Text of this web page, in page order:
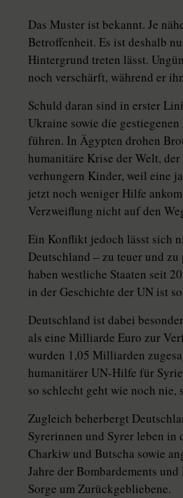
Das Muster ist bekannt. Je
Betroffenheit. Es ist deshalb
Hintergrund treten lässt.
noch verschärft, während er
Schuld daran sind in erster
Ukraine sowie die
führen. In Ägypten drohen
humanitäre Krise der Welt,
verhungern Kinder, weil eine
jetzt noch weniger Hilfe
Verzweiflung nicht auf den
Ein Konflikt jedoch lässt sich
Deutschland – zu teuer und
haben westliche Staaten seit
in der Geschichte der UN ist
Deutschland ist dabei
als eine Milliarde Euro zur
wurden 1,05 Milliarden
humanitärer UN-Hilfe für
so schlecht geht wie noch
Zugleich beherbergt
Syrerinnen und Syrer leben
Charkiw und Butscha sowie
Jahre der Bombardements
Sorge um Zurückgebliebene.